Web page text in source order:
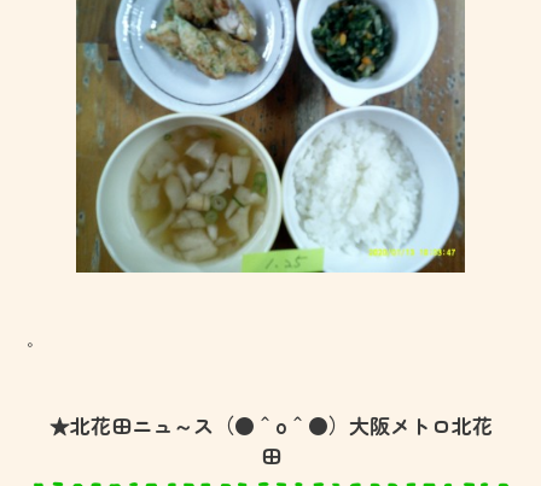
。
★北花田ニュ～ス（●＾o＾●）大阪メトロ北花
田